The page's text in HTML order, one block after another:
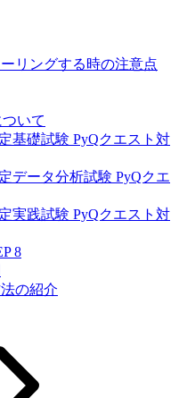
リングする時の注意点
いて
基礎試験 PyQクエスト対
データ分析試験 PyQクエ
実践試験 PyQクエスト対
8
の紹介